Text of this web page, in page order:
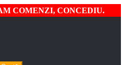
COMENZI, CONCEDIU.